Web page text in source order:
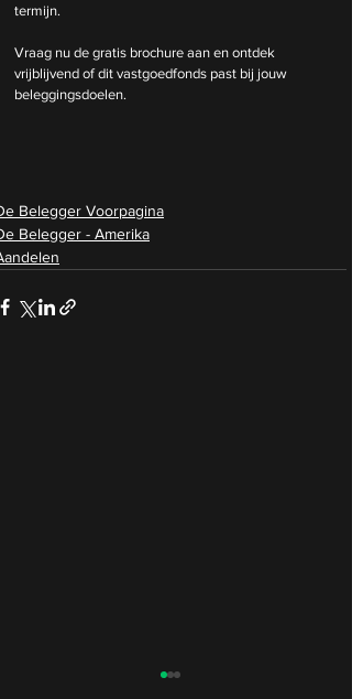
termijn.
Vraag nu de gratis brochure aan en ontdek
vrijblijvend of dit vastgoedfonds past bij jouw
beleggingsdoelen.
Belegger Voorpagina
Belegger - Amerika